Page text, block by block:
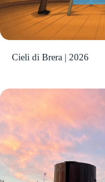
Cieli di Brera | 2026